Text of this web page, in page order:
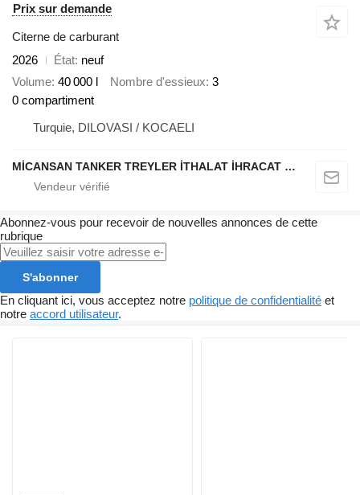
Prix sur demande
Citerne de carburant
2026
État neuf
Volume 40 000 l Nombre d'essieux 3
0 compartiment
Turquie, DILOVASI / KOCAELI
MİCANSAN TANKER TREYLER İTHALAT İHRACAT SAN.TİC.LTD.ŞTİ.
Abonnez-vous pour recevoir de nouvelles annonces de cette
rubrique
S'abonner
En cliquant ici, vous acceptez notre politique de confidentialité et
notre accord utilisateur.